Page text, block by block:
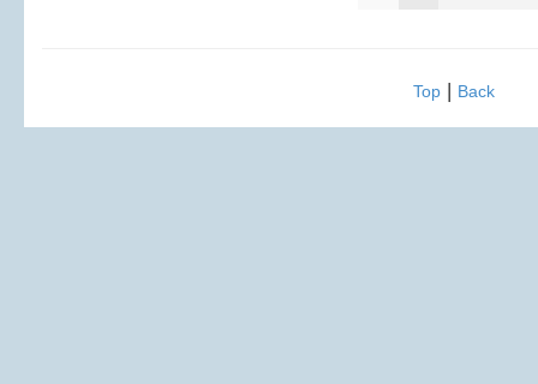
Top| Back